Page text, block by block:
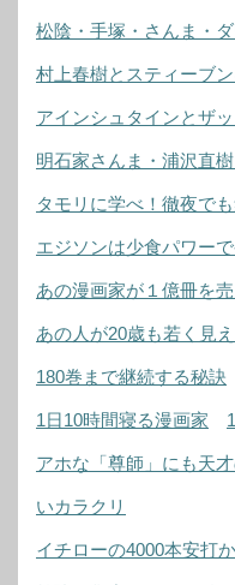
松陰・手塚・さんま・
村上春樹とスティーブ
アインシュタインとザ
明石家さんま・浦沢直
タモリに学べ！徹夜で
エジソンは少食パワー
あの漫画家が１億冊を
あの人が20歳も若く見
180巻まで継続する秘訣
1日10時間寝る漫画家
アホな「尊師」にも天
いカラクリ
イチローの4000本安打